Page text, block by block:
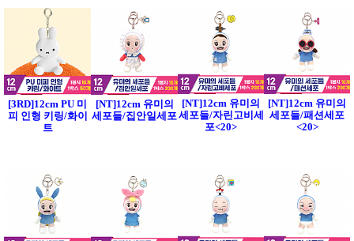
[3RD]12cm PU 미
피 인형 키링/화이
트
[NT]12cm 유미의
세포들/집안일세포
[NT]12cm 유미의
세포들/자린고비세
포<20>
[NT]12cm 유미의
세포들/패션세포
<20>